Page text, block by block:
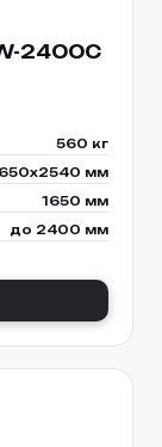
2400C
560 кг
мм
1650 мм
до 2400 мм